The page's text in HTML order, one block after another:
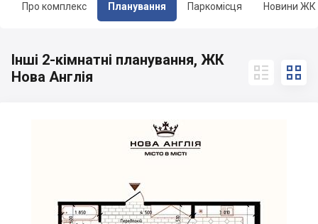
Про комплекс Планування Паркомісця Новини ЖК
Інші 2-кімнатні планування, ЖК
Нова Англія
 